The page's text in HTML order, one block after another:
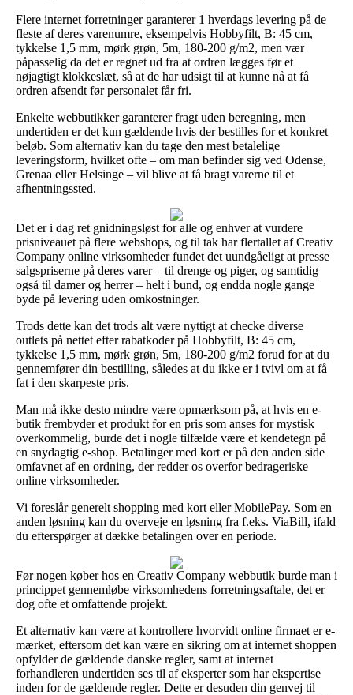
Flere internet forretninger garanterer 1 hverdags levering på de
fleste af deres varenumre, eksempelvis Hobbyfilt, B: 45 cm,
tykkelse 1,5 mm, mørk grøn, 5m, 180-200 g/m2, men vær
påpasselig da det er regnet ud fra at ordren lægges før et
nøjagtigt klokkeslæt, så at de har udsigt til at kunne nå at få
ordren afsendt før personalet får fri.
Enkelte webbutikker garanterer fragt uden beregning, men
undertiden er det kun gældende hvis der bestilles for et konkret
beløb. Som alternativ kan du tage den mest betalelige
leveringsform, hvilket ofte – om man befinder sig ved Odense,
Grenaa eller Helsinge – vil blive at få bragt varerne til et
afhentningssted.
Det er i dag ret gnidningsløst for alle og enhver at vurdere
prisniveauet på flere webshops, og til tak har flertallet af Creativ
Company online virksomheder fundet det uundgåeligt at presse
salgspriserne på deres varer – til drenge og piger, og samtidig
også til damer og herrer – helt i bund, og endda nogle gange
byde på levering uden omkostninger.
Trods dette kan det trods alt være nyttigt at checke diverse
outlets på nettet efter rabatkoder på Hobbyfilt, B: 45 cm,
tykkelse 1,5 mm, mørk grøn, 5m, 180-200 g/m2 forud for at du
gennemfører din bestilling, således at du ikke er i tvivl om at få
fat i den skarpeste pris.
Man må ikke desto mindre være opmærksom på, at hvis en e-
butik frembyder et produkt for en pris som anses for mystisk
overkommelig, burde det i nogle tilfælde være et kendetegn på
en snydagtig e-shop. Betalinger med kort er på den anden side
omfavnet af en ordning, der redder os overfor bedrageriske
online virksomheder.
Vi foreslår generelt shopping med kort eller MobilePay. Som en
anden løsning kan du overveje en løsning fra f.eks. ViaBill, ifald
du efterspørger at dække betalingen over en periode.
Før nogen køber hos en Creativ Company webbutik burde man i
princippet gennemløbe virksomhedens forretningsaftale, det er
dog ofte et omfattende projekt.
Et alternativ kan være at kontrollere hvorvidt online firmaet er e-
mærket, eftersom det kan være en sikring om at internet shoppen
opfylder de gældende danske regler, samt at internet
forhandleren undertiden ses til af eksperter som har ekspertise
inden for de gældende regler. Dette er desuden din genvej til